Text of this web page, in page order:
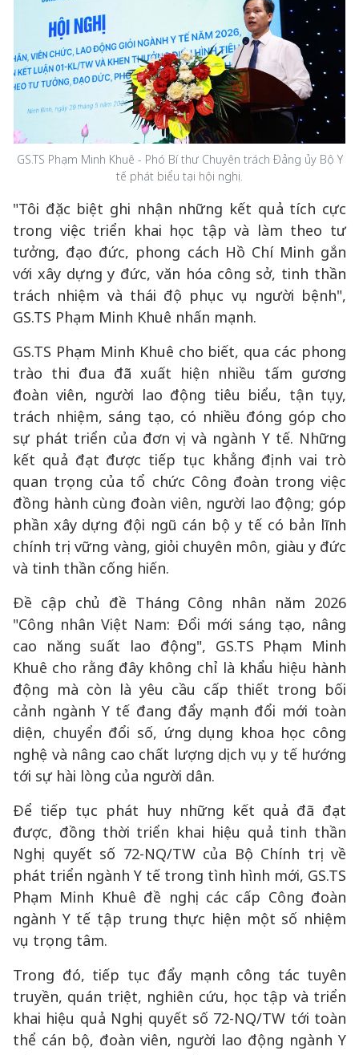
GS.TS Phạm Minh Khuê - Phó Bí thư Chuyên trách Đảng ủy Bộ Y
tế phát biểu tại hội nghị.
"Tôi đặc biệt ghi nhận những kết quả tích cực
trong việc triển khai học tập và làm theo tư
tưởng, đạo đức, phong cách Hồ Chí Minh gắn
với xây dựng y đức, văn hóa công sở, tinh thần
trách nhiệm và thái độ phục vụ người bệnh",
GS.TS Phạm Minh Khuê nhấn mạnh.
GS.TS Phạm Minh Khuê cho biết, qua các phong
trào thi đua đã xuất hiện nhiều tấm gương
đoàn viên, người lao động tiêu biểu, tận tụy,
trách nhiệm, sáng tạo, có nhiều đóng góp cho
sự phát triển của đơn vị và ngành Y tế. Những
kết quả đạt được tiếp tục khẳng định vai trò
quan trọng của tổ chức Công đoàn trong việc
đồng hành cùng đoàn viên, người lao động; góp
phần xây dựng đội ngũ cán bộ y tế có bản lĩnh
chính trị vững vàng, giỏi chuyên môn, giàu y đức
và tinh thần cống hiến.
Đề cập chủ đề Tháng Công nhân năm 2026
"Công nhân Việt Nam: Đổi mới sáng tạo, nâng
cao năng suất lao động", GS.TS Phạm Minh
Khuê cho rằng đây không chỉ là khẩu hiệu hành
động mà còn là yêu cầu cấp thiết trong bối
cảnh ngành Y tế đang đẩy mạnh đổi mới toàn
diện, chuyển đổi số, ứng dụng khoa học công
nghệ và nâng cao chất lượng dịch vụ y tế hướng
tới sự hài lòng của người dân.
Để tiếp tục phát huy những kết quả đã đạt
được, đồng thời triển khai hiệu quả tinh thần
Nghị quyết số 72-NQ/TW của Bộ Chính trị về
phát triển ngành Y tế trong tình hình mới, GS.TS
Phạm Minh Khuê đề nghị các cấp Công đoàn
ngành Y tế tập trung thực hiện một số nhiệm
vụ trọng tâm.
Trong đó, tiếp tục đẩy mạnh công tác tuyên
truyền, quán triệt, nghiên cứu, học tập và triển
khai hiệu quả Nghị quyết số 72-NQ/TW tới toàn
thể cán bộ, đoàn viên, người lao động ngành Y